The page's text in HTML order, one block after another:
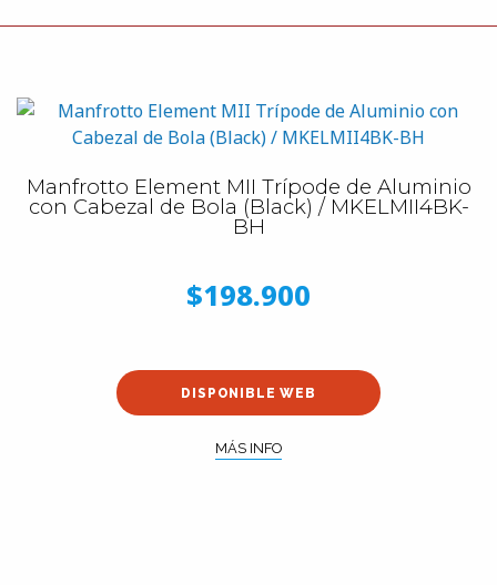
Manfrotto Element MII Trípode de Aluminio
con Cabezal de Bola (Black) / MKELMII4BK-
BH
$198.900
DISPONIBLE WEB
MÁS INFO